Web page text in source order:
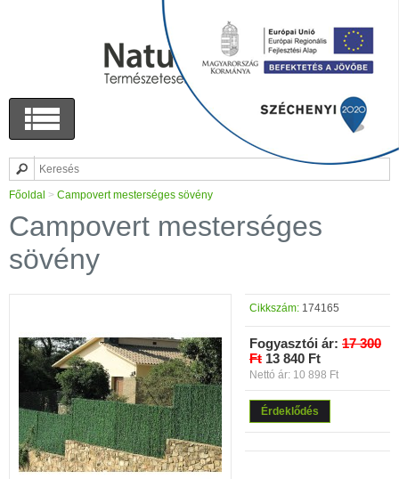
Főoldal > Campovert mesterséges sövény
Campovert mesterséges
sövény
Cikkszám: 174165
Fogyasztói ár: 17 300
Ft 13 840 Ft
Nettó ár: 10 898 Ft
Érdeklődés